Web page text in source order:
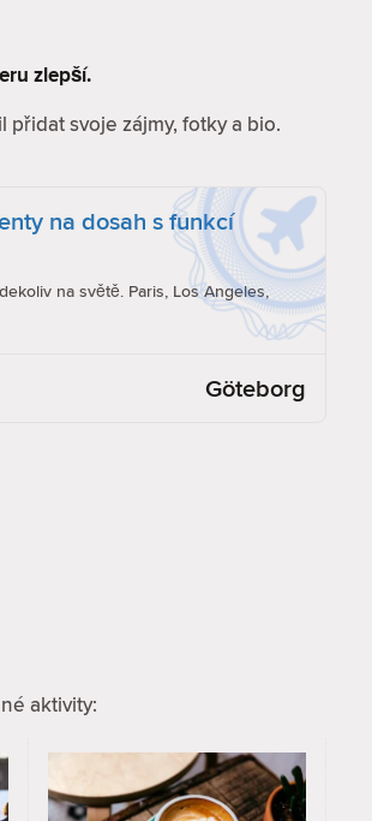
zlepší.
přidat svoje zájmy, fotky a bio.
na dosah s funkcí
na světě. Paris, Los Angeles,
Göteborg
aktivity: